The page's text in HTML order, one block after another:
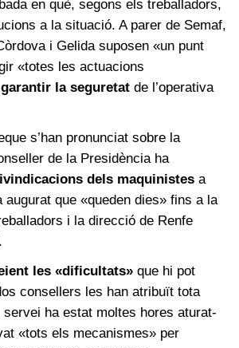
en què, segons els treballadors,
a la situació. A parer de Semaf,
i Gelida suposen «un punt
«totes les actuacions
garantir la seguretat de l’operativa
s’han pronunciat sobre la
de la Presidència ha
dels maquinistes a
augurat que «queden dies» fins a la
i la direcció de Renfe
les «dificultats» que hi pot
consellers les han atribuït tota
servei ha estat moltes hores aturat-
«tots els mecanismes» per